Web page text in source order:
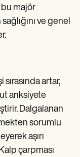
bu majör
ve genel
artar,
anksiyete
Dalgalanan
sorumlu
aşırı
çarpması